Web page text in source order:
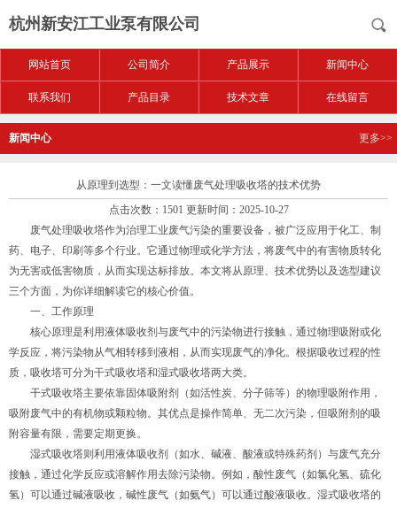
杭州新安江工业泵有限公司
网站首页 公司简介 产品展示 新闻中心
联系我们 产品目录 技术文章 在线留言
新闻中心 更多>>
从原理到选型：一文读懂废气处理吸收塔的技术优势
点击次数：1501 更新时间：2025-10-27
废气处理吸收塔作为治理工业废气污染的重要设备，被广泛应用于化工、制
药、电子、印刷等多个行业。它通过物理或化学方法，将废气中的有害物质转化
为无害或低害物质，从而实现达标排放。本文将从原理、技术优势以及选型建议
三个方面，为你详细解读它的核心价值。
一、工作原理
核心原理是利用液体吸收剂与废气中的污染物进行接触，通过物理吸附或化
学反应，将污染物从气相转移到液相，从而实现废气的净化。根据吸收过程的性
质，吸收塔可分为干式吸收塔和湿式吸收塔两大类。
干式吸收塔主要依靠固体吸附剂（如活性炭、分子筛等）的物理吸附作用，
吸附废气中的有机物或颗粒物。其优点是操作简单、无二次污染，但吸附剂的吸
附容量有限，需要定期更换。
湿式吸收塔则利用液体吸收剂（如水、碱液、酸液或特殊药剂）与废气充分
接触，通过化学反应或溶解作用去除污染物。例如，酸性废气（如氯化氢、硫化
氢）可以通过碱液吸收，碱性废气（如氨气）可以通过酸液吸收。湿式吸收塔的